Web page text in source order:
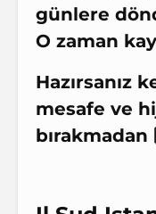
günlere
O zaman
Hazırsanız
mesafe ve
bırakmadan